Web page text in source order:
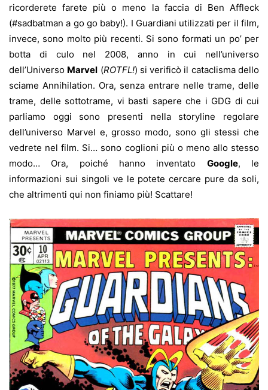
ricorderete farete più o meno la faccia di Ben Affleck
(#sadbatman a go go baby!). I Guardiani utilizzati per il film,
invece, sono molto più recenti. Si sono formati un po’ per
botta di culo nel 2008, anno in cui nell’universo
dell’Universo Marvel (ROTFL!) si verificò il cataclisma dello
sciame Annihilation. Ora, senza entrare nelle trame, delle
trame, delle sottotrame, vi basti sapere che i GDG di cui
parliamo oggi sono presenti nella storyline regolare
dell’universo Marvel e, grosso modo, sono gli stessi che
vedrete nel film. Si… sono coglioni più o meno allo stesso
modo… Ora, poiché hanno inventato Google, le
informazioni sui singoli ve le potete cercare pure da soli,
che altrimenti qui non finiamo più! Scattare!